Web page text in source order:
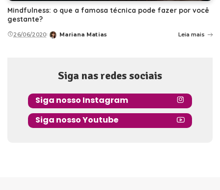
Mindfulness: o que a famosa técnica pode fazer por você
gestante?
26/06/2020
Posted
Mariana Matias Leia mais
Siga nas redes sociais
Siga nosso Instagram
Siga nosso Youtube